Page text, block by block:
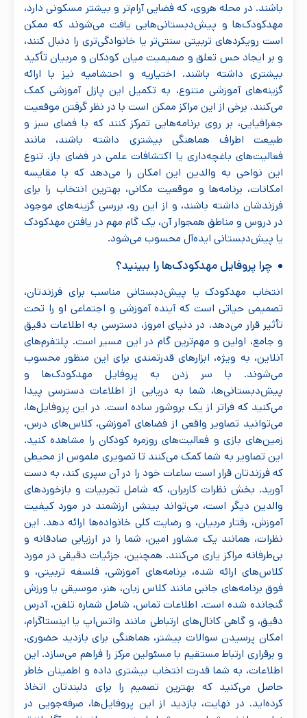
باشند. در محله هروی، که فضایی آرام‌تر و بیشتر مسکونی دارد،
مهدکودک‌ها و پیش‌دبستانی‌هایی یافت می‌شوند که ممکن
است رویکردهای تربیتی سنتی‌تر یا خانوادگی‌تری را دنبال کنند،
و بر ایجاد حس تعلق و صمیمیت میان کودکان و مربیان تأکید
بیشتری داشته باشند. اختیاریه و احتشامیه نیز با ارائه
گزینه‌های آموزشی متنوع، به تکمیل این پازل آموزشی کمک
می‌کنند. برخی از این مراکز ممکن است با در نظر گرفتن موقعیت
جغرافیایی، بر روی برنامه‌هایی تمرکز کنند که با فضای سبز و
طبیعت اطراف هماهنگی بیشتری داشته باشند، مانند
فعالیت‌های باغچه‌داری یا اکتشافات علمی در فضای باز. تنوع
این نواحی به والدین این امکان را می‌دهد که با مقایسه
امکانات، برنامه‌ها و موقعیت مکانی، بهترین انتخاب را برای
فرزندشان داشته باشند، و از این رو، بررسی گزینه‌های موجود
در دروس و مناطق همجوار آن، یک گام مهم در یافتن مهدکودک
یا پیش‌دبستانی ایده‌آل محسوب می‌شود.
چرا پروفایل مهدکودک‌ها را ببینید؟
انتخاب مهدکودک یا پیش‌دبستانی مناسب برای فرزندتان،
تصمیمی حیاتی است که آینده آموزشی و اجتماعی او را تحت
تأثیر قرار می‌دهد. در دنیای امروز، دسترسی به اطلاعات دقیق
و جامع، اولین و مهم‌ترین گام در این مسیر است. پلتفرم‌های
آنلاین، به ویژه، ابزارهای قدرتمندی برای این منظور محسوب
می‌شوند. با سر زدن به پروفایل مهدکودک‌ها و
پیش‌دبستانی‌ها، شما به دریایی از اطلاعات دسترسی پیدا
می‌کنید که فراتر از یک بروشور ساده است. در این پروفایل‌ها،
می‌توانید تصاویر واقعی از فضاهای آموزشی، کلاس‌های درس،
زمین‌های بازی و فعالیت‌های روزمره کودکان را مشاهده کنید.
این تصاویر به شما کمک می‌کنند تا تصویری ملموس از محیطی
که فرزندتان قرار است ساعات خود را در آن سپری کند، به دست
آورید. بخش نظرات کاربران، که شامل تجربیات و بازخوردهای
والدین دیگر است، می‌تواند بینشی ارزشمند در مورد کیفیت
آموزش، رفتار مربیان، و رضایت کلی خانواده‌ها ارائه دهد. این
نظرات، همانند یک مشاور امین، شما را در ارزیابی صادقانه و
بی‌طرفانه مراکز یاری می‌کنند. همچنین، جزئیات دقیقی در مورد
کلاس‌های ارائه شده، برنامه‌های آموزشی، فلسفه تربیتی، و
فوق برنامه‌های جانبی مانند کلاس زبان، هنر، موسیقی یا ورزش
گنجانده شده است. اطلاعات تماس، شامل شماره تلفن، آدرس
دقیق، و گاهی کانال‌های ارتباطی مانند واتس‌اپ یا اینستاگرام،
امکان پرسیدن سوالات بیشتر، هماهنگی برای بازدید حضوری،
و برقراری ارتباط مستقیم با مسئولین مرکز را فراهم می‌سازد. این
اطلاعات، به شما قدرت انتخاب بیشتری داده و اطمینان خاطر
حاصل می‌کنید که بهترین تصمیم را برای دلبندتان اتخاذ
کرده‌اید. در نهایت، بازدید از این پروفایل‌ها، صرفه‌جویی در